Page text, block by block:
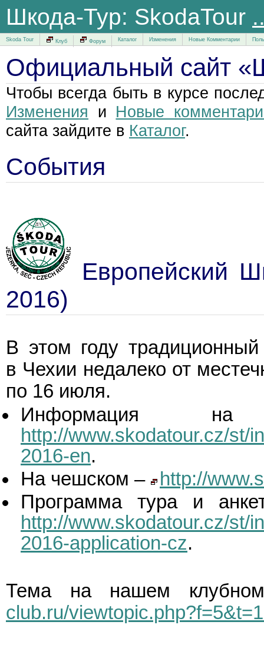
Шкода-Тур: SkodaTour
Skoda Tour Клуб Форум Каталог Изменения Новые Комментарии
Официальный сайт
Чтобы всегда быть в курсе
Изменения и Новые
сайта зайдите в Каталог.
События
Европейский
2016)
В этом году
в Чехии недалеко от
по 16 июля.
Информация
http://www.skodatour.cz/st/
2016-en.
На чешском –
http://
Программа тура и
http://www.skodatour.cz/st/
2016-application-cz.
Тема на нашем
club.ru/